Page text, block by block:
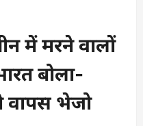
में मरने वालों
बोला-
वापस भेजो